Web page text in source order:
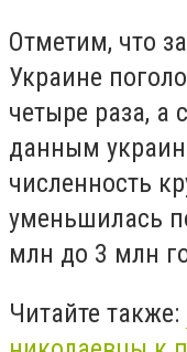
Отметим, что
Украине
четыре раза, а
данным
численность
уменьшилась
млн до 3 млн
Читайте также: